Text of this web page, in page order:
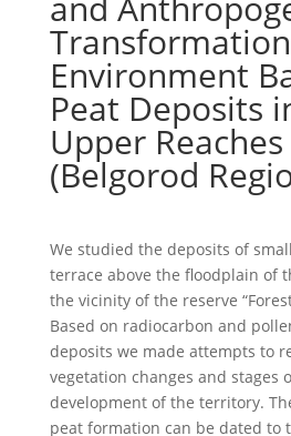
Environment
Peat Deposits
Upper
(Belgorod
We studied the deposits of
terrace above the floodplain of
the vicinity of the reserve
Based on radiocarbon and
deposits we made attempts to
vegetation changes and stages
development of the territory.
peat formation can be dated to